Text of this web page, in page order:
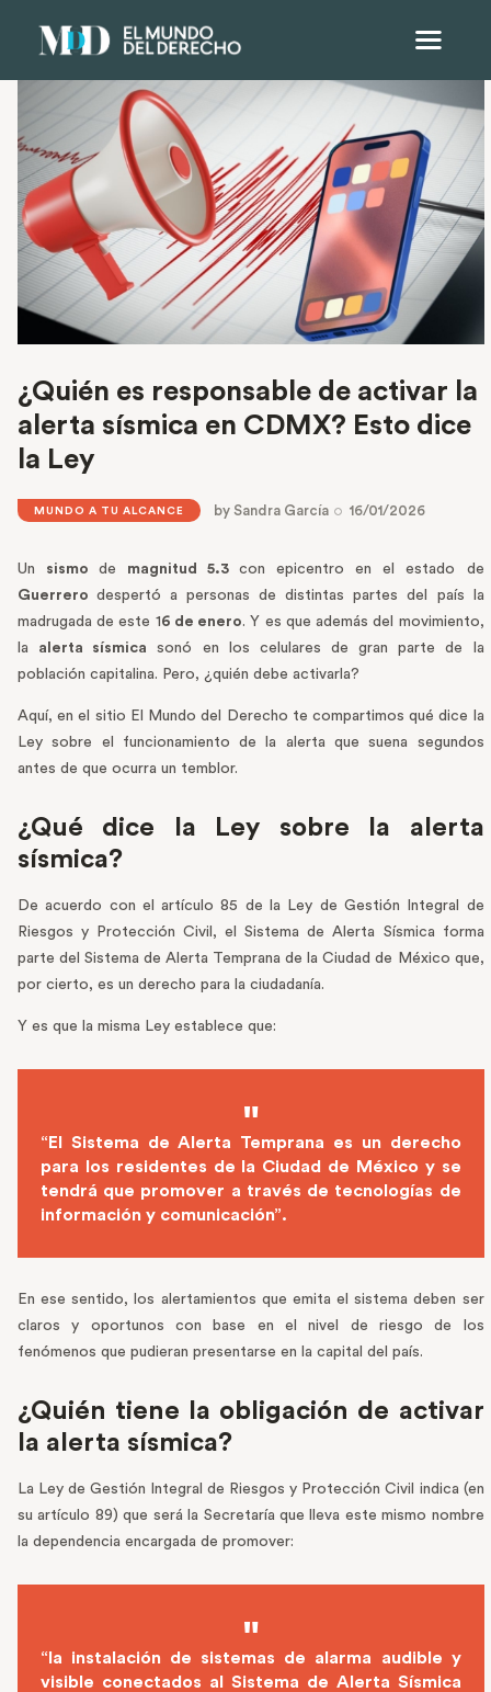
¿Quién es responsable de activar la
alerta sísmica en CDMX? Esto dice
la Ley
MUNDO A TU ALCANCE bySandra García 16/01/2026
Un sismode magnitud 5.3 con epicentro en el estado de
Guerrerodespertó a personas de distintas partes del país la
madrugada de este 1 6 de enero. Y es que además del movimiento,
la alerta sísmica sonó en los celulares de gran parte de la
población capitalina. Pero, ¿quién debe activarla?
Aquí, en el sitio El Mundo del Derecho te compartimos qué dice la
Ley sobre el funcionamiento de la alerta que suena segundos
antes de que ocurra un temblor.
¿Qué dice la Ley sobre la alerta
sísmica?
De acuerdo con el artículo 85 de la Ley de Gestión Integral de
Riesgos y Protección Civil, el Sistema de Alerta Sísmica forma
parte del Sistema de Alerta Temprana de la Ciudad de México que,
por cierto, es un derecho para la ciudadanía.
Y es que la misma Ley establece que:
“El Sistema de Alerta Temprana es un derecho
para los residentes de la Ciudad de México y se
tendrá que promover a través de tecnologías de
información y comunicación”.
En ese sentido, los alertamientos que emita el sistema deben ser
claros y oportunos con base en el nivel de riesgo de los
fenómenos que pudieran presentarse en la capital del país.
¿Quién tiene la obligación de activar
la alerta sísmica?
La Ley de Gestión Integral de Riesgos y Protección Civil indica (en
su artículo 89) que será la Secretaría que lleva este mismo nombre
la dependencia encargada de promover:
“la instalación de sistemas de alarma audible y
visible conectados al Sistema de Alerta Sísmica